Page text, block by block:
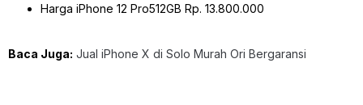
Harga iPhone 12 Pro512GB Rp. 13.800.000
Baca Juga: Jual iPhone X di Solo Murah Ori Bergaransi